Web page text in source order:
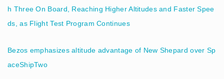
h Three On Board, Reaching Higher Altitudes and Faster Spee
ds, as Flight Test Program Continues
Bezos emphasizes altitude advantage of New Shepard over Sp
aceShipTwo